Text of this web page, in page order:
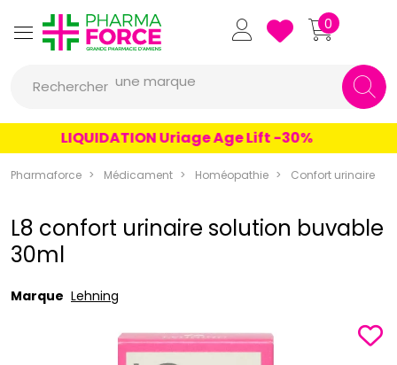
Pharmaforce Grande Pharmacie
0
Rechercher
un produit
une marque
LIQUIDATION Uriage Age Lift -30%
Pharmaforce Médicament Homéopathie Confort urinaire
L8 confort urinaire solution buvable
30ml
Marque Lehning